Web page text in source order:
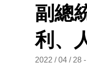
副總
利、
2022 / 04 / 28